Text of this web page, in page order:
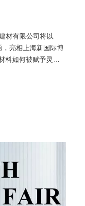
材有限公司将以
，亮相上海新国际博
料如何被赋予灵
，热弯工艺赋予实
材质长廊：从纯色
透明树脂盆水晶般通